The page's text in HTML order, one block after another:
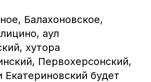
Балахоновское,
аул
хутора
Первохерсонский,
Екатериновский будет